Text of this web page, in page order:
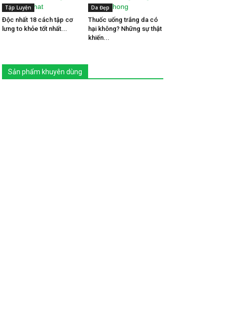
Tập Luyện
Độc nhất 18 cách tập cơ
lưng to khỏe tốt nhất...
Da Đẹp
Thuốc uống trắng da có
hại không? Những sự thật
khiến...
Sản phẩm khuyên dùng